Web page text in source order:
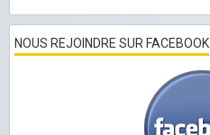
NOUS REJOINDRE SUR FACEBOOK